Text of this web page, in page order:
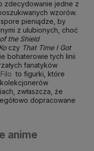
anime
zdecydowanie jedne z
wzorów.
pieniądze, by
z ulubionych, choć
the Shield
czy That Time I Got
bohaterowie tych linii
fanatyków
Filo to figurki, które
zwłaszcza, że
dopracowane